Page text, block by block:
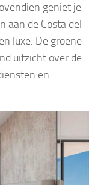
geniet je
aan de Costa del
luxe. De groene
uitzicht over de
en